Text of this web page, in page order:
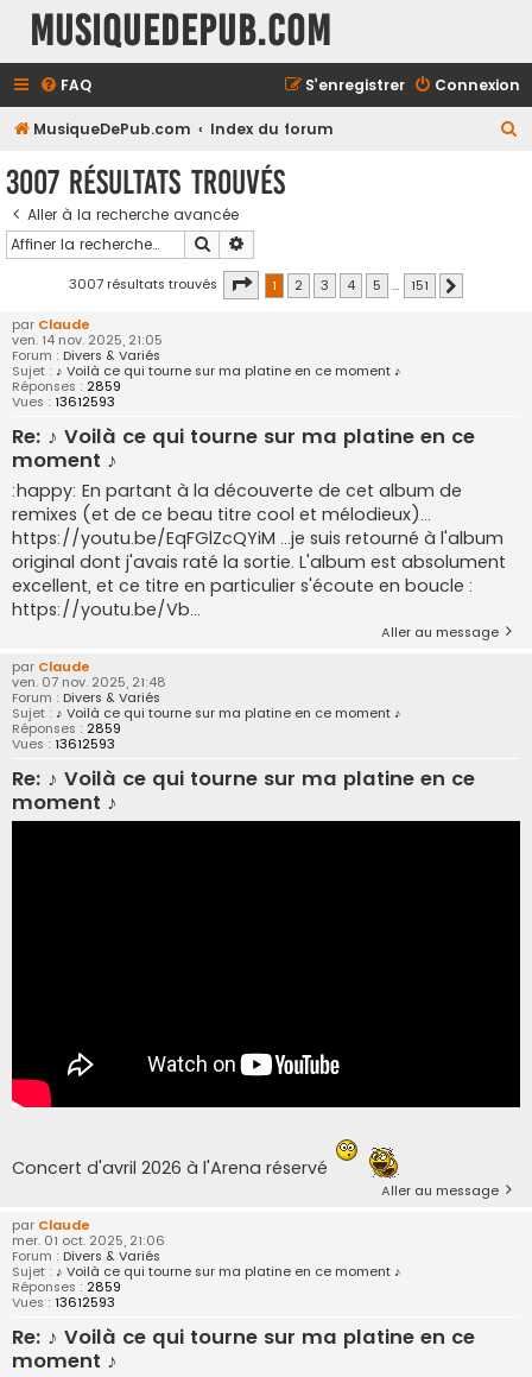
MusiqueDePub.com
FAQ Connexion
S’enregistrer
MusiqueDePub.com Index du forum
3007 résultats trouvés
Aller à la recherche avancée
Rechercher
3007 résultats trouvés Page 1sur151
1 2 3 4 5 … 151
par Claude
ven. 14 nov. 2025, 21:05
Forum : Divers & Variés
Sujet : ♪ Voilà ce qui tourne sur ma platine en ce moment ♪
Réponses : 2859
Vues : 13612593
Re: ♪ Voilà ce qui tourne sur ma platine en ce
moment ♪
:happy: En partant à la découverte de cet album de
remixes (et de ce beau titre cool et mélodieux)...
https://youtu.be/EqFGlZcQYiM ...je suis retourné à l'album
original dont j'avais raté la sortie. L'album est absolument
excellent, et ce titre en particulier s'écoute en boucle :
https://youtu.be/Vb...
Aller au message
par Claude
ven. 07 nov. 2025, 21:48
Forum : Divers & Variés
Sujet : ♪ Voilà ce qui tourne sur ma platine en ce moment ♪
Réponses : 2859
Vues : 13612593
Re: ♪ Voilà ce qui tourne sur ma platine en ce
moment ♪
Concert d'avril 2026 à l'Arena réservé
Aller au message
par Claude
mer. 01 oct. 2025, 21:06
Forum : Divers & Variés
Sujet : ♪ Voilà ce qui tourne sur ma platine en ce moment ♪
Réponses : 2859
Vues : 13612593
Re: ♪ Voilà ce qui tourne sur ma platine en ce
moment ♪